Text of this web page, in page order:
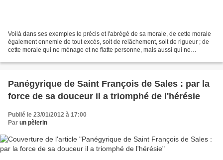
Voilà dans ses exemples le précis et l'abrégé de sa morale, de cette morale
également ennemie de tout excès, soit de relâchement, soit de rigueur ; de
cette morale qui ne ménage et ne flatte personne, mais aussi qui ne
Panégyrique de Saint François de Sales : par la
force de sa douceur il a triomphé de l'hérésie
Publié le 23/01/2012 à 17:00
Par un pèlerin